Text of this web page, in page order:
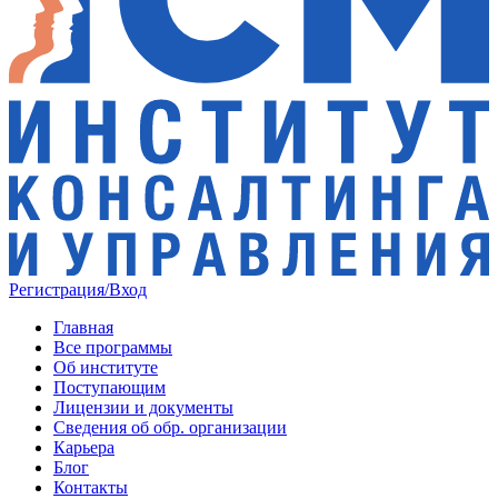
Регистрация/Вход
Главная
Все программы
Об институте
Поступающим
Лицензии и документы
Сведения об обр. организации
Карьера
Блог
Контакты